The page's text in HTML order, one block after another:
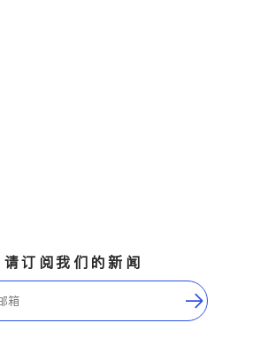
请订阅我们的新闻